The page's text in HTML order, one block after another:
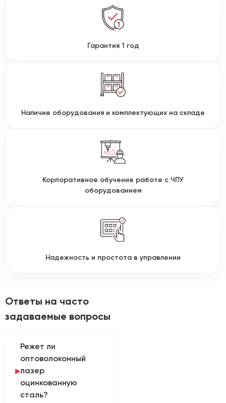
Гарантия 1 год
Наличие оборудования и комплектующих на складе
Корпоративное обучение работе с ЧПУ
оборудованием
Надежность и простота в управлении
Ответы на часто
задаваемые вопросы
Режет ли
оптоволоконный
лазер
оцинкованную
сталь?